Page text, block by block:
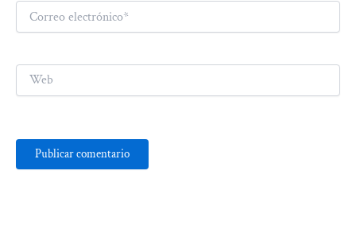
Correo
electrónico*
Web